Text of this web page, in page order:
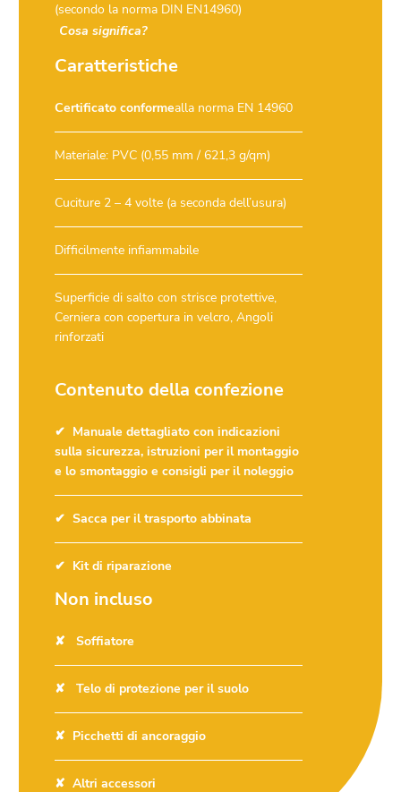
(secondo la norma DIN EN14960)
Cosa significa?
Caratteristiche
Certificato conformealla norma EN 14960
Materiale: PVC (0,55 mm / 621,3 g/qm)
Cuciture 2 – 4 volte (a seconda dell’usura)
Difficilmente infiammabile
Superficie di salto con strisce protettive,
Cerniera con copertura in velcro, Angoli
rinforzati
Contenuto della confezione
Manuale dettagliato con indicazioni
sulla sicurezza, istruzioni per il montaggio
e lo smontaggio e consigli per il noleggio
Sacca per il trasporto abbinata
Kit di riparazione
Non incluso
Soffiatore
Telo di protezione per il suolo
Picchetti di ancoraggio
Altri accessori